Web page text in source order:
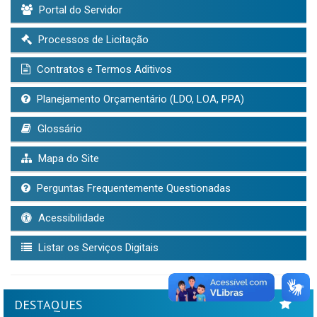
Portal do Servidor
Processos de Licitação
Contratos e Termos Aditivos
Planejamento Orçamentário (LDO, LOA, PPA)
Glossário
Mapa do Site
Perguntas Frequentemente Questionadas
Acessibilidade
Listar os Serviços Digitais
DESTAQUES